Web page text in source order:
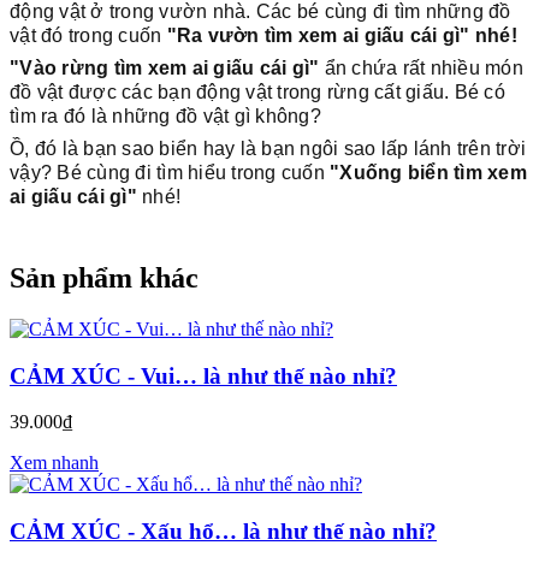
động vật ở trong vườn nhà. Các bé cùng đi tìm những đồ
vật đó trong cuốn "Ra vườn tìm xem ai giấu cái gì" nhé!
"Vào rừng tìm xem ai giấu cái gì" ẩn chứa rất nhiều món
đồ vật được các bạn động vật trong rừng cất giấu. Bé có
tìm ra đó là những đồ vật gì không?
Ồ, đó là bạn sao biển hay là bạn ngôi sao lấp lánh trên trời
vậy? Bé cùng đi tìm hiểu trong cuốn "Xuống biển tìm xem
ai giấu cái gì" nhé!
Sản phẩm khác
CẢM XÚC - Vui… là như thế nào nhỉ?
39.000₫
Xem nhanh
CẢM XÚC - Xấu hổ… là như thế nào nhỉ?